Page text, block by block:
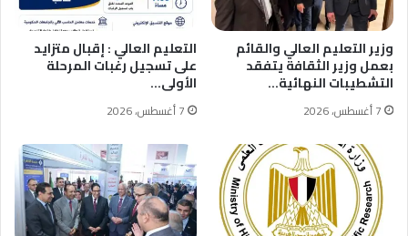
وزير التعليم العالي والقائم
بعمل وزير الثقافة يتفقد
التشطيبات النهائية…
7 أغسطس، 2026
التعليم العالي : إقبال متزايد
على تسجيل رغبات المرحلة
الأولى…
7 أغسطس، 2026